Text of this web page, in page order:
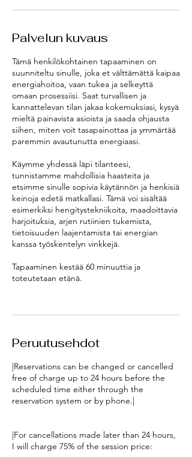
Palvelun kuvaus
Tämä henkilökohtainen tapaaminen on
suunniteltu sinulle, joka et välttämättä kaipaa
energiahoitoa, vaan tukea ja selkeyttä
omaan prosessiisi. Saat turvallisen ja
kannattelevan tilan jakaa kokemuksiasi, kysyä
mieltä painavista asioista ja saada ohjausta
siihen, miten voit tasapainottaa ja ymmärtää
paremmin avautunutta energiaasi.
Käymme yhdessä läpi tilanteesi,
tunnistamme mahdollisia haasteita ja
etsimme sinulle sopivia käytännön ja henkisiä
keinoja edetä matkallasi. Tämä voi sisältää
esimerkiksi hengitystekniikoita, maadoittavia
harjoituksia, arjen rutiinien tukemista,
tietoisuuden laajentamista tai energian
kanssa työskentelyn vinkkejä.
Tapaaminen kestää 60 minuuttia ja
toteutetaan etänä.
Peruutusehdot
|Reservations can be changed or cancelled
free of charge up to 24 hours before the
scheduled time either through the
reservation system or by phone.|
|For cancellations made later than 24 hours,
I will charge 75% of the session price: